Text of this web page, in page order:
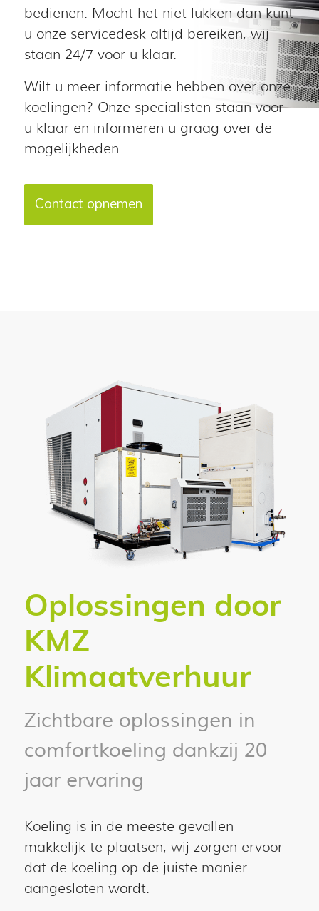
bedienen. Mocht het niet lukken dan kunt
u onze servicedesk altijd bereiken, wij
staan 24/7 voor u klaar.
Wilt u meer informatie hebben over onze
koelingen? Onze specialisten staan voor
u klaar en informeren u graag over de
mogelijkheden.
Contact opnemen
Oplossingen door
KMZ
Klimaatverhuur
Zichtbare oplossingen in
comfortkoeling dankzij 20
jaar ervaring
Koeling is in de meeste gevallen
makkelijk te plaatsen, wij zorgen ervoor
dat de koeling op de juiste manier
aangesloten wordt.